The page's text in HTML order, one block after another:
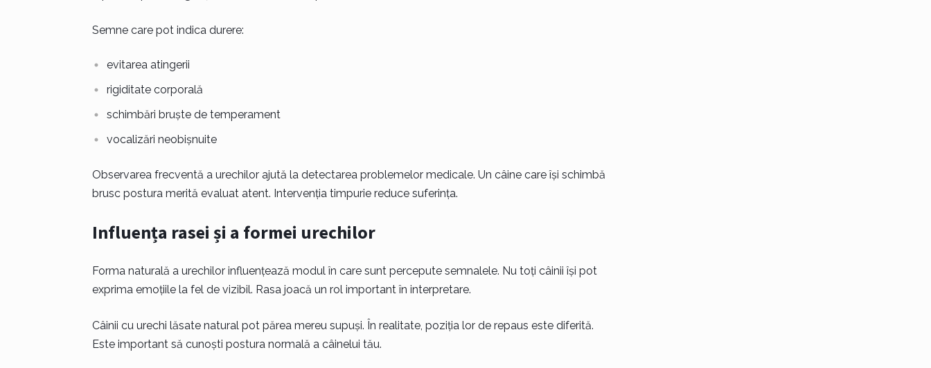
Semne care pot indica durere:
evitarea atingerii
rigiditate corporală
schimbări bruște de temperament
vocalizări neobișnuite
Observarea frecventă a urechilor ajută la detectarea problemelor medicale. Un câine care își schimbă
brusc postura merită evaluat atent. Intervenția timpurie reduce suferința.
Influența rasei și a formei urechilor
Forma naturală a urechilor influențează modul în care sunt percepute semnalele. Nu toți câinii își pot
exprima emoțiile la fel de vizibil. Rasa joacă un rol important în interpretare.
Câinii cu urechi lăsate natural pot părea mereu supuși. În realitate, poziția lor de repaus este diferită.
Este important să cunoști postura normală a câinelui tău.